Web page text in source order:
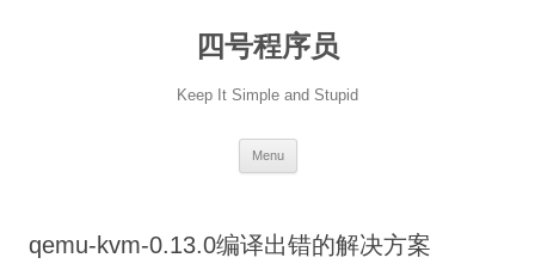
四号程序员
Keep It Simple and Stupid
Menu
qemu-kvm-0.13.0编译出错的解决方案